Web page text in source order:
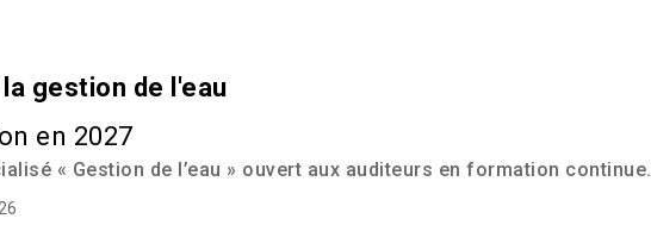
gestion de l'eau
en 2027
« Gestion de l’eau » ouvert aux auditeurs en formation continue.